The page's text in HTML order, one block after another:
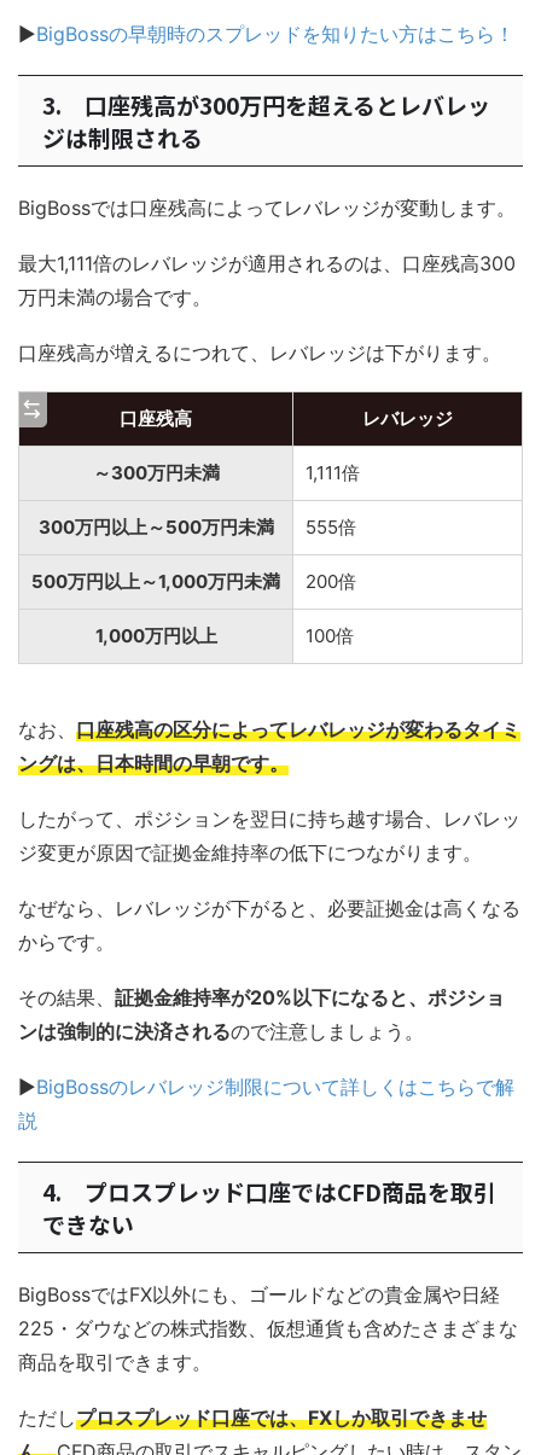
▶BigBossの早朝時のスプレッドを知りたい方はこちら！
3. 口座残高が300万円を超えるとレバレッ
ジは制限される
BigBossでは口座残高によってレバレッジが変動します。
最大1,111倍のレバレッジが適用されるのは、口座残高300
万円未満の場合です。
口座残高が増えるにつれて、レバレッジは下がります。
口座残高 レバレッジ
～300万円未満 1,111倍
300万円以上～500万円未満 555倍
500万円以上～1,000万円未満 200倍
1,000万円以上 100倍
なお、 口座残高の区分によってレバレッジが変わるタイミ
ングは、日本時間の早朝です。
したがって、ポジションを翌日に持ち越す場合、レバレッ
ジ変更が原因で証拠金維持率の低下につながります。
なぜなら、レバレッジが下がると、必要証拠金は高くなる
からです。
その結果、 証拠金維持率が20%以下になると、ポジショ
ンは強制的に決済されるので注意しましょう。
▶BigBossのレバレッジ制限について詳しくはこちらで解
説
4. プロスプレッド口座ではCFD商品を取引
できない
BigBossではFX以外にも、ゴールドなどの貴金属や日経
225・ダウなどの株式指数、仮想通貨も含めたさまざまな
商品を取引できます。
ただしプロスプレッド口座では、FXしか取引できませ